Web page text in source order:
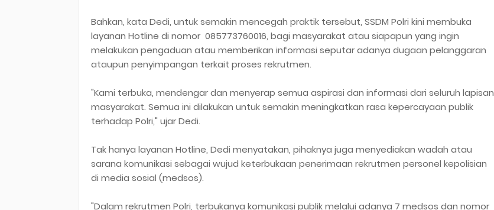
Bahkan, kata Dedi, untuk semakin mencegah praktik tersebut, SSDM Polri kini membuka
layanan Hotline di nomor 085773760016, bagi masyarakat atau siapapun yang ingin
melakukan pengaduan atau memberikan informasi seputar adanya dugaan pelanggaran
ataupun penyimpangan terkait proses rekrutmen.
"Kami terbuka, mendengar dan menyerap semua aspirasi dan informasi dari seluruh lapisan
masyarakat. Semua ini dilakukan untuk semakin meningkatkan rasa kepercayaan publik
terhadap Polri," ujar Dedi.
Tak hanya layanan Hotline, Dedi menyatakan, pihaknya juga menyediakan wadah atau
sarana komunikasi sebagai wujud keterbukaan penerimaan rekrutmen personel kepolisian
di media sosial (medsos).
"Dalam rekrutmen Polri, terbukanya komunikasi publik melalui adanya 7 medsos dan nomor